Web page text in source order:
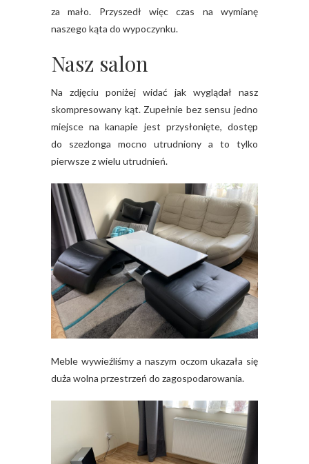
za mało. Przyszedł więc czas na wymianę
naszego kąta do wypoczynku.
Nasz salon
Na zdjęciu poniżej widać jak wyglądał nasz
skompresowany kąt. Zupełnie bez sensu jedno
miejsce na kanapie jest przysłonięte, dostęp
do szezlonga mocno utrudniony a to tylko
pierwsze z wielu utrudnień.
Meble wywieźliśmy a naszym oczom ukazała się
duża wolna przestrzeń do zagospodarowania.